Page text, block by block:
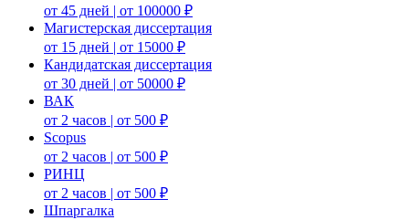
от 45 дней | от 100000 ₽
Магистерская диссертация
от 15 дней | от 15000 ₽
Кандидатская диссертация
от 30 дней | от 50000 ₽
ВАК
от 2 часов | от 500 ₽
Scopus
от 2 часов | от 500 ₽
РИНЦ
от 2 часов | от 500 ₽
Шпаргалка